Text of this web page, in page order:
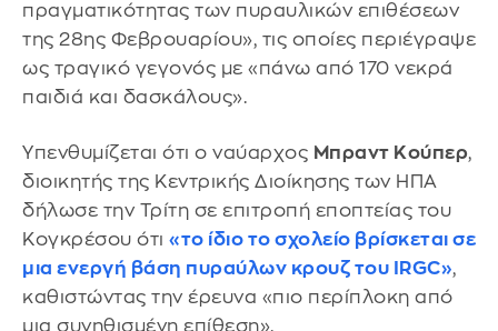
πραγματικότητας των πυραυλικών επιθέσεων
της 28ης Φεβρουαρίου», τις οποίες περιέγραψε
ως τραγικό γεγονός με «πάνω από 170 νεκρά
παιδιά και δασκάλους».
Υπενθυμίζεται ότι ο ναύαρχος Μπραντ Κούπερ,
διοικητής της Κεντρικής Διοίκησης των ΗΠΑ
δήλωσε την Τρίτη σε επιτροπή εποπτείας του
Κογκρέσου ότι «το ίδιο το σχολείο βρίσκεται σε
μια ενεργή βάση πυραύλων κρουζ του IRGC»,
καθιστώντας την έρευνα «πιο περίπλοκη από
μια συνηθισμένη επίθεση».